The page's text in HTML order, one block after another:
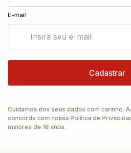
E-mail
Cuidamos dos seus dados com carinho.
concorda com nossa Política de
maiores de 18 anos.